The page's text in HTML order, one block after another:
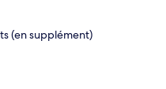
(en supplément)